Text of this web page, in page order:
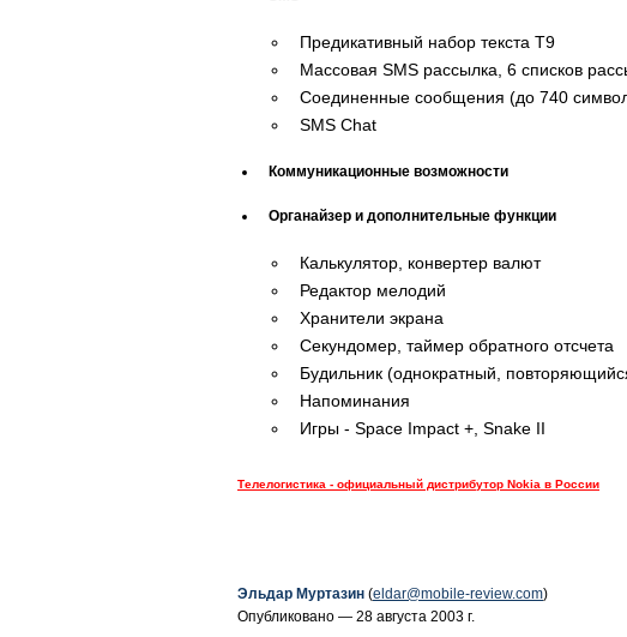
Предикативный набор текста Т9
Массовая SMS рассылка, 6 списков
Соединенные сообщения (до 740
SMS Chat
Коммуникационные возможности
Органайзер и дополнительные функции
Калькулятор, конвертер валют
Редактор мелодий
Хранители экрана
Секундомер, таймер обратного отсчета
Будильник (однократный,
Напоминания
Игры - Space Impact +, Snake II
Телелогистика - официальный дистрибутор Nokia в России
Эльдар Муртазин (eldar@mobile-review.com)
Опубликовано — 28 августа 2003 г.